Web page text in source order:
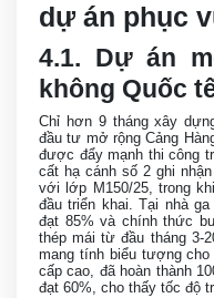
dự án phục
4.1. Dự án
không Quốc
Chỉ hơn 9 tháng xây
đầu tư mở rộng Cảng
được đẩy mạnh thi công
cất hạ cánh số 2 ghi
với lớp M150/25, trong
đầu triển khai. Tại nhà
đạt 85% và chính thức
thép mái từ đầu tháng 3-
mang tính biểu tượng
cấp cao, đã hoàn thành
đạt 60%, cho thấy tốc độ